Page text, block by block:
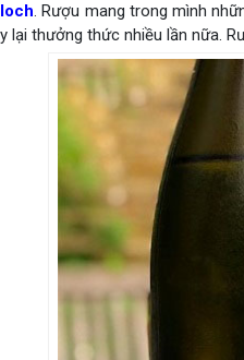
. Rượu mang trong mình
lại thưởng thức nhiều lần nữa.